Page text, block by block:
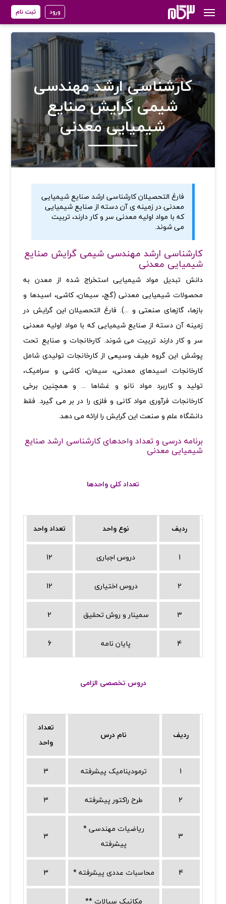
ورود ثبت نام
کارشناسی ارشد مهندسی
شیمی گرایش صنایع
شیمیایی معدنی
فارغ­ التحصیلان کارشناسی ارشد صنایع شیمیایی
معدنی در زمینه ی آن دسته از صنايع شيميايی
که با مواد اوليه­ معدنی سر و کار دارند، تربیت
می­ شوند.
کارشناسی ارشد مهندسی شیمی گرایش صنایع
شیمیایی معدنی
دانش تبدیل مواد شیمیایی استخراج شده از معدن به
محصولات شیمیایی معدنی (گچ، سیمان، کاشی، اسیدها و
بازها، گازهای صنعتی و ...). فارغ­ التحصیلان این گرایش در
زمینه آن دسته از صنايع شيميايی که با مواد اوليه­ معدنی
سر و کار دارند تربیت می­ شوند. کارخانجات و صنايع تحت
پوشش اين گروه طيف وسيعی از کارخانجات توليدی شامل
کارخانجات اسيدهای معدنی، سيمان، کاشی و سراميک،
توليد و کاربرد مواد نانو و غشاها ... و همچنين برخی
کارخانجات فرآوری مواد کانی و فلزی را در بر می­ گيرد.فقط
دانشگاه علم و صنعت این گرایش را ارائه می دهد.
برنامه درسی و تعداد واحدهای کارشناسی ارشد صنایع
شیمیایی معدنی
تعداد کلی واحدها
ردیف نوع واحد تعداد واحد
1 دروس اجباری 12
2 دروس اختیاری 12
3 سمینار و روش تحقیق 2
4 پایان نامه 6
دروس تخصصی الزامی
تعداد
واحد
نام درس ردیف
3 ترمودینامیک پیشرفته 1
3 طرح راکتور پیشرفته 2
3
* ریاضیات مهندسی
پیشرفته
3
3 * محاسبات عددی پیشرفته 4
** مکانیک سیالات